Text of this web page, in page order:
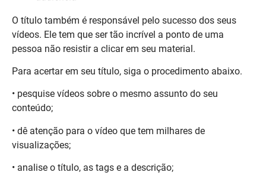
Para acertar em seu título, siga o procedimento abaixo.
• pesquise vídeos sobre o mesmo assunto do seu
conteúdo;
• dê atenção para o vídeo que tem milhares de
visualizações;
• analise o título, as tags e a descrição;
• use os itens deste vídeo como inspiração. Não copie,
mas tente adequar a sua estratégia.
Se você encontrou um conteúdo com o seguinte título: “o